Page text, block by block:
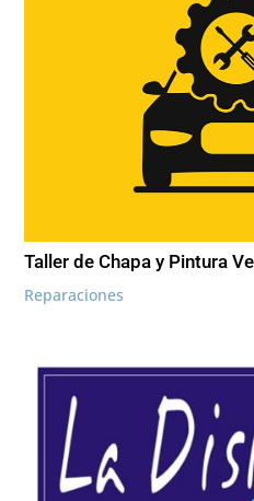
Taller de Chapa y Pintura
Reparaciones